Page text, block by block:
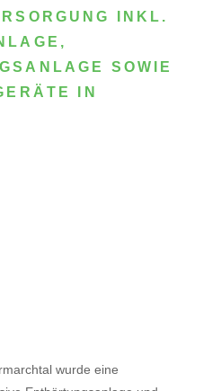
INKL.
SOWIE
IN
wurde eine